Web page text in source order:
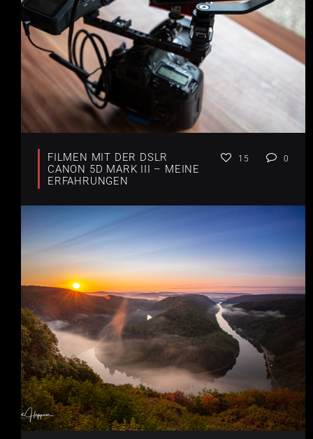
FILMEN MIT DER DSLR
CANON 5D MARK III – MEINE
ERFAHRUNGEN
15 0